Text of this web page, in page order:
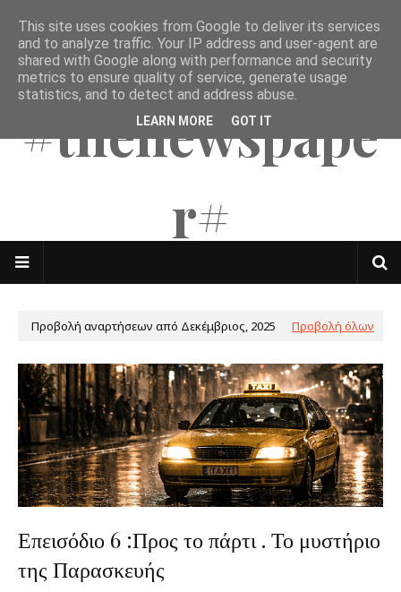
The Mates
#thenewspape
r#
Προβολή αναρτήσεων από Δεκέμβριος, 2025 Προβολή όλων
Επεισόδιο 6 :Προς το πάρτι . Το μυστήριο
της Παρασκευής
This site uses cookies from Google to deliver its services
and to analyze traffic. Your IP address and user-agent are
shared with Google along with performance and security
metrics to ensure quality of service, generate usage
statistics, and to detect and address abuse.
LEARN MORE GOT IT